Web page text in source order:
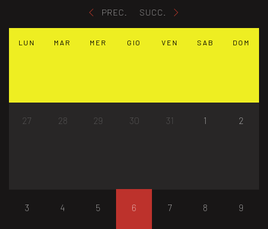
PREC.
SUCC.
LUN MAR MER GIO VEN SAB DOM
27 28 29 30 31 1 2
3 4 5 6 7 8 9